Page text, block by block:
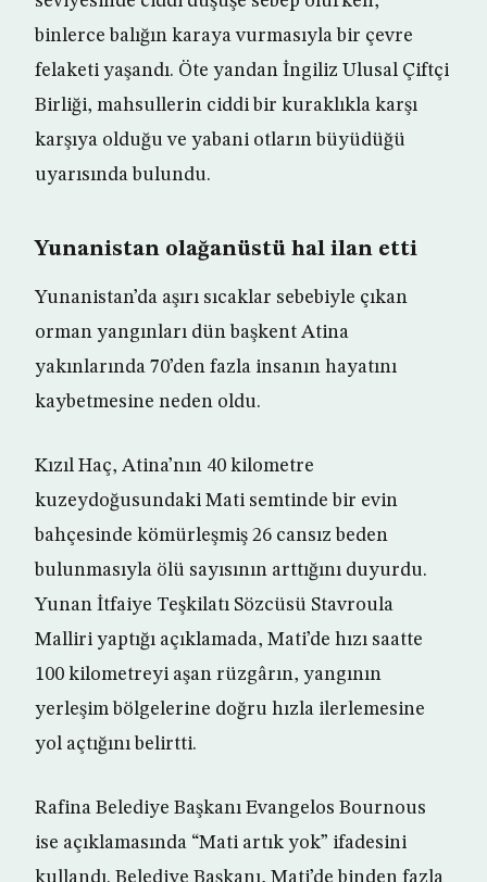
binlerce balığın karaya vurmasıyla bir çevre
felaketi yaşandı. Öte yandan İngiliz Ulusal Çiftçi
Birliği, mahsullerin ciddi bir kuraklıkla karşı
karşıya olduğu ve yabani otların büyüdüğü
uyarısında bulundu.
Yunanistan olağanüstü hal ilan etti
Yunanistan’da aşırı sıcaklar sebebiyle çıkan
orman yangınları dün başkent Atina
yakınlarında 70’den fazla insanın hayatını
kaybetmesine neden oldu.
Kızıl Haç, Atina’nın 40 kilometre
kuzeydoğusundaki Mati semtinde bir evin
bahçesinde kömürleşmiş 26 cansız beden
bulunmasıyla ölü sayısının arttığını duyurdu.
Yunan İtfaiye Teşkilatı Sözcüsü Stavroula
Malliri yaptığı açıklamada, Mati’de hızı saatte
100 kilometreyi aşan rüzgârın, yangının
yerleşim bölgelerine doğru hızla ilerlemesine
yol açtığını belirtti.
Rafina Belediye Başkanı Evangelos Bournous
ise açıklamasında “Mati artık yok” ifadesini